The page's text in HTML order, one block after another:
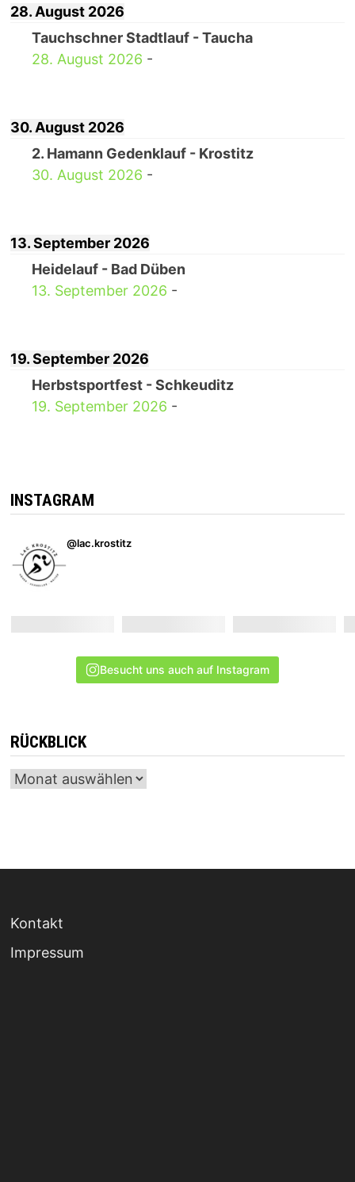
28. August 2026
Tauchschner Stadtlauf - Taucha
28. August 2026 -
30. August 2026
2. Hamann Gedenklauf - Krostitz
30. August 2026 -
13. September 2026
Heidelauf - Bad Düben
13. September 2026 -
19. September 2026
Herbstsportfest - Schkeuditz
19. September 2026 -
INSTAGRAM
@lac.krostitz
Besucht uns auch auf Instagram
RÜCKBLICK
Archiv
Kontakt
Impressum